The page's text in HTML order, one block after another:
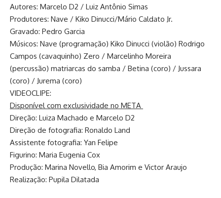
Autores: Marcelo D2 / Luiz Antônio Simas
Produtores: Nave / Kiko Dinucci/Mário Caldato Jr.
Gravado: Pedro Garcia
Músicos: Nave (programação) Kiko Dinucci (violão) Rodrigo
Campos (cavaquinho) Zero / Marcelinho Moreira
(percussão) matriarcas do samba / Betina (coro) / Jussara
(coro) / Jurema (coro)
VIDEOCLIPE:
Disponível com exclusividade no META
Direção: Luiza Machado e Marcelo D2
Direção de fotografia: Ronaldo Land
Assistente fotografia: Yan Felipe
Figurino: Maria Eugenia Cox
Produção: Marina Novello, Bia Amorim e Victor Araujo
Realização: Pupila Dilatada